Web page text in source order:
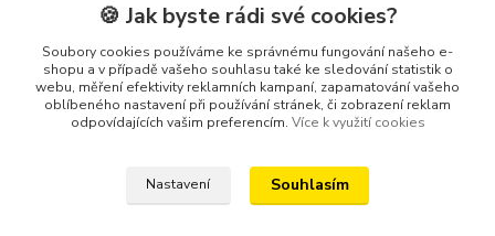
🛡️ Zákaznická podpora
📞 728 007 997
⏰ Po-Pá - 7:00 - 13:30
info@repulse.cz
🍪 Jak byste rádi své cookies?
Soubory cookies používáme ke správnému fungování našeho e-
shopu a v případě vašeho souhlasu také ke sledování statistik o
webu, měření efektivity reklamních kampaní, zapamatování vašeho
oblíbeného nastavení při používání stránek, či zobrazení reklam
odpovídajících vašim preferencím. Více k využití cookies
Nastavení Souhlasím